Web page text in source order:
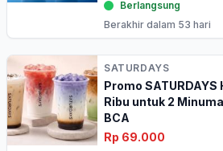
Berlangsung
Berakhir dalam 53 hari
SATURDAYS
Promo
Ribu untuk 2
BCA
Rp 69.000